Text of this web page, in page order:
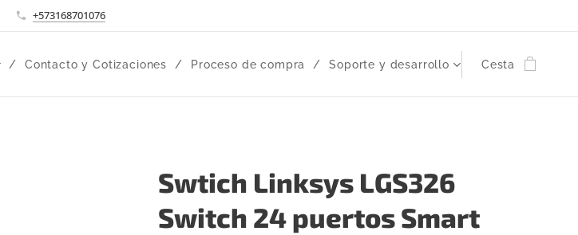
+573168701076
Contacto y Cotizaciones Proceso de compra Soporte y desarrollo Cesta
Swtich Linksys LGS326
Switch 24 puertos Smart